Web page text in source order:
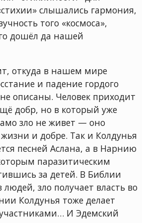
слышались гармония,
того «космоса»,
дошёл да нашей
откуда в нашем мире
и падение гордого
описаны. Человек приходит
добр, но в который уже
зло не живет — оно
и добре. Так и Колдунья
песней Аслана, а в Нарнию
паразитическим
за детей. В Библии
зло получает власть во
Колдунья тоже делает
И Эдемский